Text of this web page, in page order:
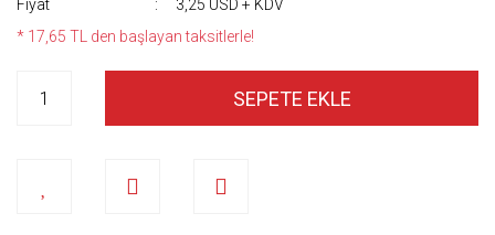
Fiyat
3,25 USD + KDV
* 17,65 TL den başlayan taksitlerle!
SEPETE EKLE